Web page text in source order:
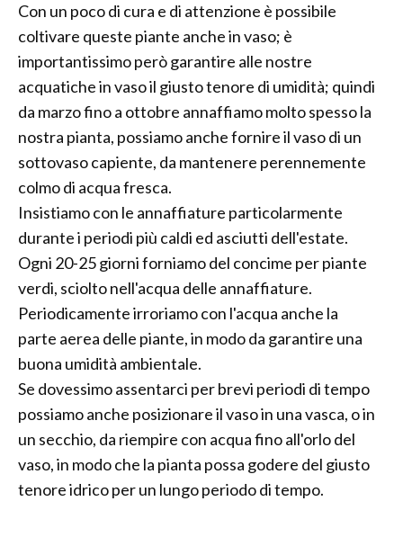
Con un poco di cura e di attenzione è possibile
coltivare queste piante anche in vaso; è
importantissimo però garantire alle nostre
acquatiche in vaso il giusto tenore di umidità; quindi
da marzo fino a ottobre annaffiamo molto spesso la
nostra pianta, possiamo anche fornire il vaso di un
sottovaso capiente, da mantenere perennemente
colmo di acqua fresca.
Insistiamo con le annaffiature particolarmente
durante i periodi più caldi ed asciutti dell'estate.
Ogni 20-25 giorni forniamo del concime per piante
verdi, sciolto nell'acqua delle annaffiature.
Periodicamente irroriamo con l'acqua anche la
parte aerea delle piante, in modo da garantire una
buona umidità ambientale.
Se dovessimo assentarci per brevi periodi di tempo
possiamo anche posizionare il vaso in una vasca, o in
un secchio, da riempire con acqua fino all'orlo del
vaso, in modo che la pianta possa godere del giusto
tenore idrico per un lungo periodo di tempo.